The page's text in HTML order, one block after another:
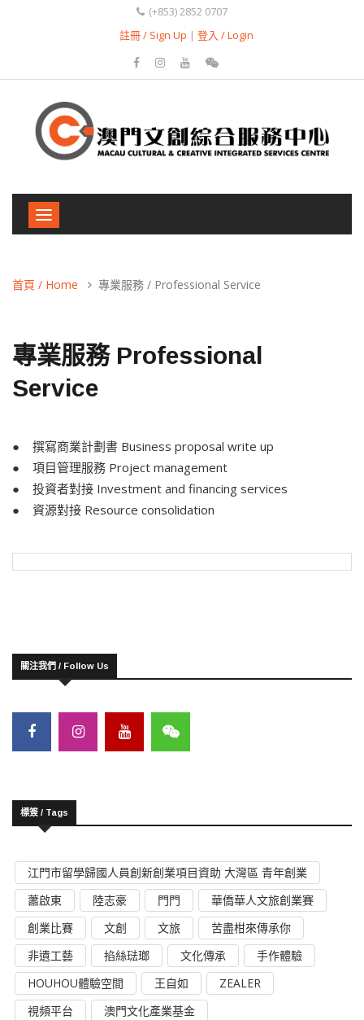
(+853) 2852 0707
註冊 / Sign Up | 登入 / Login
Toggle
navigation
首頁 / Home 專業服務 / Professional Service
專業服務 Professional
Service
● 撰寫商業計劃書 Business proposal write up
● 項目管理服務 Project management
● 投資者對接 Investment and financing services
● 資源對接 Resource consolidation
關注我們 / Follow Us
標簽 / Tags
江門市留學歸國人員創新創業項目資助 大灣區 青年創業
蕭啟東
陸志豪 門門
華僑華人文旅創業賽
創業比賽
文創 文旅
苦盡柑來傳承你
非遺工藝
掐絲琺瑯 文化傳承
手作體驗
HOUHOU體驗空間
王自如
ZEALER
視頻平台
澳門文化產業基金